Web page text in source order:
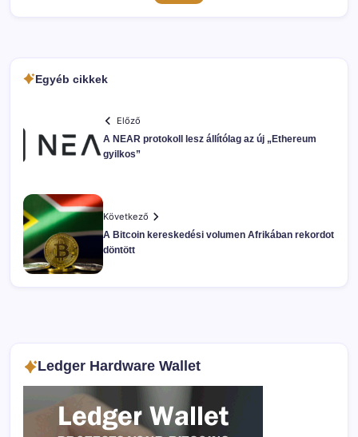
Egyéb cikkek
Előző
A NEAR protokoll lesz állítólag az új „Ethereum
gyilkos”
Következő
A Bitcoin kereskedési volumen Afrikában rekordot
döntött
Ledger Hardware Wallet